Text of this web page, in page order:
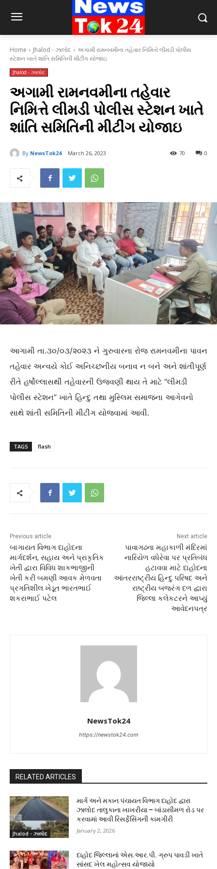
Home Jhalod - ઝાલોદ
અગામી રામનવમીના તહેવાર નિમિત્તે લીમડી પોલીસ
સ્ટેશન ખાતે શાંતિ સમિતિની મીટીંગ યોજાઇ
Jhalod - ઝાલોદ
અગામી રામનવમીના તહેવાર
નિમિત્તે લીમડી પોલીસ સ્ટેશન ખાતે
શાંતિ સમિતિની મીટીંગ યોજાઇ
By NewsTok24 March 26, 2023 0
70
આગામી તા.૩૦/૦૩/૨૦૨૩ ને ગુરુવારના રોજ રામનવમીના પાવન
તહેવાર અન્વયે કોઈ અનિચ્છનીય બનાવ ન બને અને શાંતીપૂર્ણ
રીતે હર્ષોલ્લાસથી તહેવારની ઉજવણી થાય તે માટે “લીમડી
પોલીસ સ્ટેશન” ખાતે હિન્દુ તથા મુસ્લિમ સમાજના આગેવનો
સાથે શાંતી સમિતિની મીટીંગ યોજવામાં આવી.
TAGS flash
Previous article
બાગાયત વિભાગ દાહોદના
માર્ગદર્શન, સહાય અને પ્રાકૃતિક
ખેતી દ્વારા વિવિધ શાકભાજીની
ખેતી કરી બમણી આવક મેળવતા
પ્રગતિશીલ ખેડૂત ભારતભાઈ
શકરાભાઈ પટેલ
Next article
પાવાગઢના મહાકાળી મંદિરમાં
નારિયેળ વધેરેવા પર પ્રતિબંધ
હટાવવા માટે દાહોદના
આંતરરાષ્ટ્રીય હિન્દુ પરિષદ અને
રાષ્ટ્રીય બજરંગ દળ દ્વારા
જિલ્લા કલેકટરને આપ્યું
આવેદનપત્ર
NewsTok24
https://newstok24.com
RELATED ARTICLES
Jhalod - ઝાલોદ
માર્ગ અને મકાન પંચાયત વિભાગ દાહોદ દ્વારા
ઝાલોદ તાલુકાના ખાખરીયા – બાંડાસીમળ રોડ પર
કરવામાં આવી રિસર્ફેસિંગની કામગીરી
January 2, 2026
દાહોદ જિલ્લાનાં એસ.આર.પી. ગ્રુપ પાવડી ખાતે
સાંસદ ખેલ મહોત્સવ યોજાયો